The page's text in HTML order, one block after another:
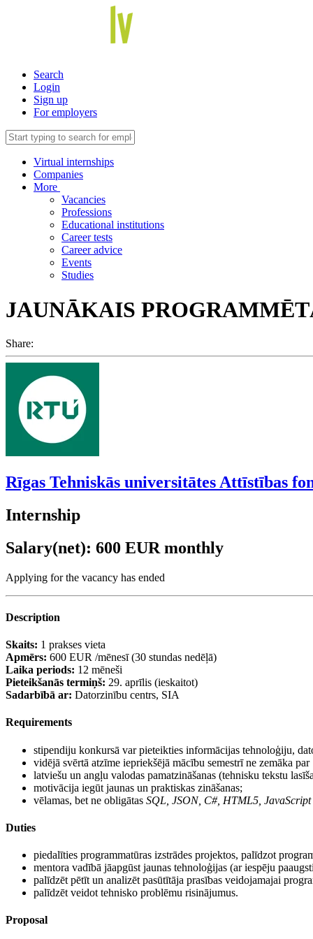
Search
Login
Sign up
For employers
Virtual internships
Companies
More
Vacancies
Professions
Educational institutions
Career tests
Career advice
Events
Studies
JAUNĀKAIS
Share:
Rīgas Tehniskās universitātes Attīstības
Internship
Salary(net): 600 EUR monthly
Applying for the vacancy has ended
Description
Skaits: 1 prakses vieta
Apmērs: 600 EUR /mēnesī (30 stundas nedēļā)
Laika periods: 12 mēneši
Pieteikšanās termiņš: 29. aprīlis (ieskaitot)
Sadarbībā ar: Datorzinību centrs, SIA
Requirements
stipendiju konkursā var pieteikties informācijas tehnoloģiju,
vidējā svērtā atzīme iepriekšējā mācību semestrī ne zemāka
latviešu un angļu valodas pamatzināšanas (tehnisku tekstu
motivācija iegūt jaunas un praktiskas zināšanas;
vēlamas, bet ne obligātas SQL, JSON, C#, HTML5, JavaScript
Duties
piedalīties programmatūras izstrādes projektos, palīdzot
mentora vadībā jāapgūst jaunas tehnoloģijas (ar iespēju
palīdzēt pētīt un analizēt pasūtītāja prasības veidojamajai
palīdzēt veidot tehnisko problēmu risinājumus.
Proposal